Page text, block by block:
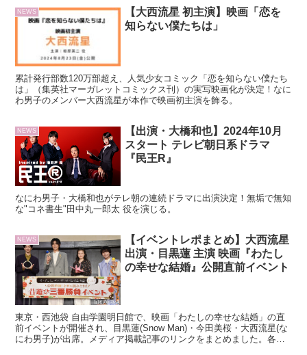
NEWS
【大西流星 初主演】映画「恋を
知らない僕たちは」
累計発行部数120万部超え、人気少女コミック「恋を知らない僕たち
は」（集英社マーガレットコミックス刊）の実写映画化が決定！なに
わ男子のメンバー大西流星が本作で映画初主演を飾る。
NEWS
【出演・大橋和也】2024年10月
スタート テレビ朝日系ドラマ
『民王R』
なにわ男子・大橋和也がテレ朝の連続ドラマに出演決定！無垢で無知
な"コネ書生"田中丸一郎太 役を演じる。
NEWS
【イベントレポまとめ】大西流星
出演・目黒蓮 主演 映画『わたし
の幸せな結婚』公開直前イベント
東京・西池袋 自由学園明日館で、映画「わたしの幸せな結婚」の直
前イベントが開催され、目黒蓮(Snow Man)・今田美桜・大西流星(な
にわ男子)が出席。メディア掲載記事のリンクをまとめました。各メ